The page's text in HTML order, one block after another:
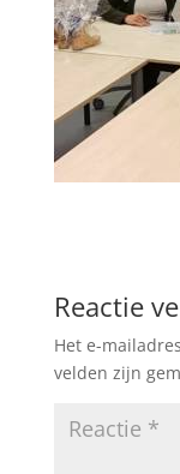
Reactie
Het e-
velden zijn